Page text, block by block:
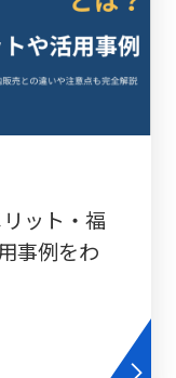
ット・福
事例をわ